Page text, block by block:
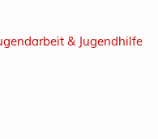
& Jugendhilfe